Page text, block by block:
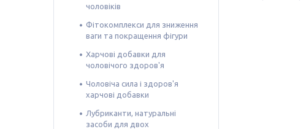
чоловіків
Фітокомплекси для зниження
ваги та покращення фігури
Харчові добавки для
чоловічого здоров'я
Чоловіча сила і здоров'я
харчові добавки
Лубриканти, натуральні
засоби для двох